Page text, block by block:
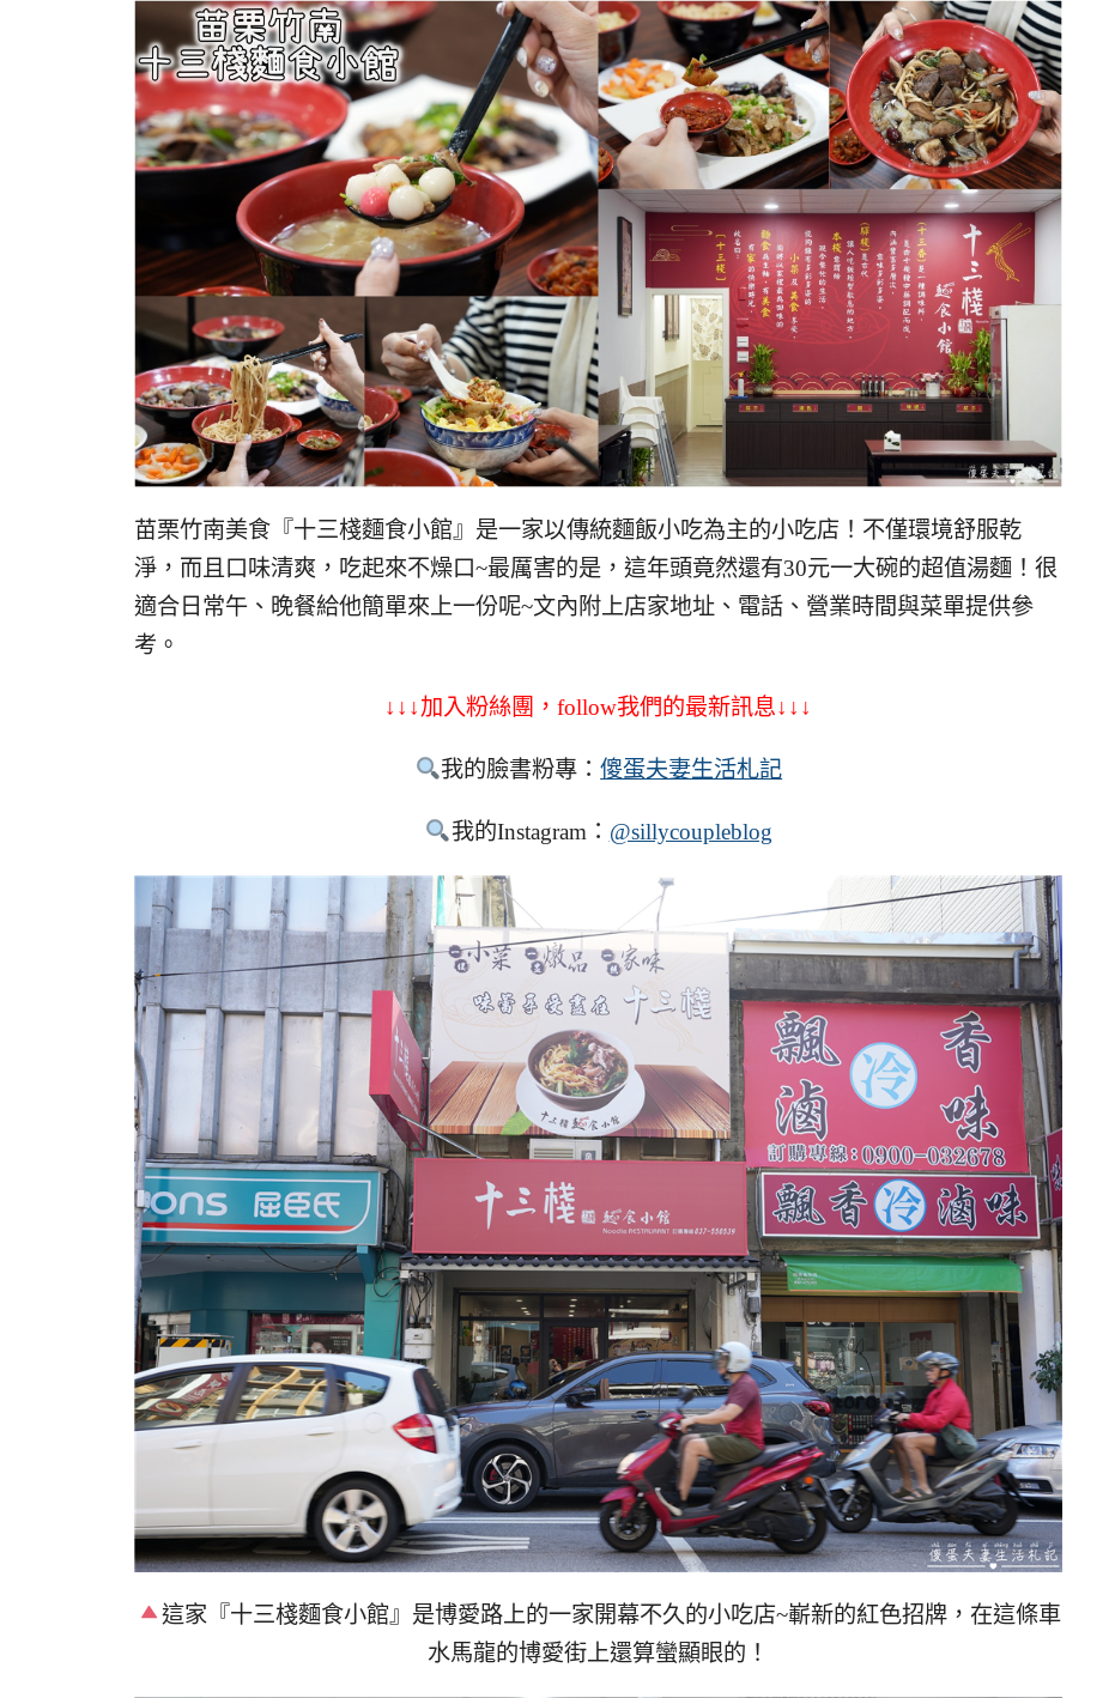
苗栗竹南美食『十三棧麵食小館』是一家以傳統麵飯小吃為主的小吃店！不僅環境舒服乾
淨，而且口味清爽，吃起來不燥口~最厲害的是，這年頭竟然還有30元一大碗的超值湯麵！很
適合日常午、晚餐給他簡單來上一份呢~文內附上店家地址、電話、營業時間與菜單提供參
考。
↓↓↓加入粉絲團，follow我們的最新訊息↓↓↓
我的臉書粉專：傻蛋夫妻生活札記
我的Instagram： @sillycoupleblog
這家『十三棧麵食小館』是博愛路上的一家開幕不久的小吃店~嶄新的紅色招牌，在這條車
水馬龍的博愛街上還算蠻顯眼的！